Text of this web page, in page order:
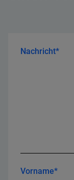
Nachricht*
Vorname*